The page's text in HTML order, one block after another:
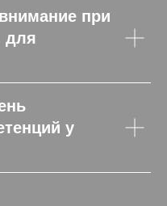
при
для
у